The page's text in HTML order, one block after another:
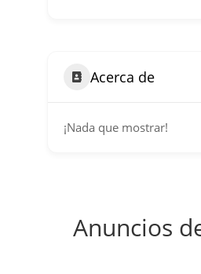
Acerca de
¡Nada que mostrar!
Anuncios